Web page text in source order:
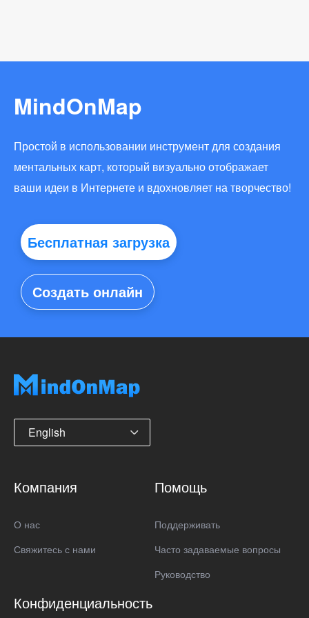
MindOnMap
Простой в использовании инструмент для создания
ментальных карт, который визуально отображает
ваши идеи в Интернете и вдохновляет на творчество!
Бесплатная загрузка
Создать онлайн
English
Компания
О нас
Свяжитесь с нами
Помощь
Поддерживать
Часто задаваемые вопросы
Руководство
Конфиденциальность